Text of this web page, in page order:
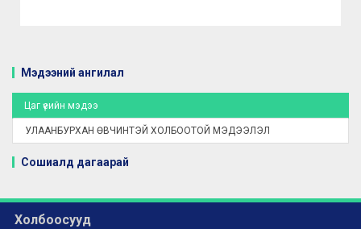
Мэдээний ангилал
Цаг үеийн мэдээ
УЛААНБУРХАН ӨВЧИНТЭЙ ХОЛБООТОЙ МЭДЭЭЛЭЛ
Сошиалд дагаарай
Холбоосууд